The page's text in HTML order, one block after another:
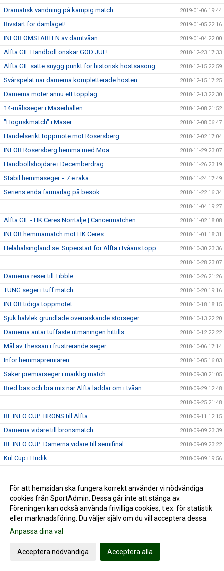
Dramatisk vändning på kämpig match 2019-01-06 19:44
Rivstart för damlaget! 2019-01-05 22:16
INFÖR OMSTARTEN av damtvåan 2019-01-04 22:00
Alfta GIF Handboll önskar GOD JUL! 2018-12-23 17:33
Alfta GIF satte snygg punkt för historisk höstsäsong 2018-12-15 22:59
Svårspelat när damerna kompletterade hösten 2018-12-15 17:25
Damerna möter ännu ett topplag 2018-12-13 22:30
14-målsseger i Maserhallen 2018-12-08 21:52
"Högriskmatch" i Maser... 2018-12-08 06:47
Händelserikt toppmöte mot Rosersberg 2018-12-02 17:04
INFÖR Rosersberg hemma med Moa 2018-11-29 23:07
Handbollshöjdare i Decemberdrag 2018-11-26 23:19
Stabil hemmaseger = 7:e raka 2018-11-24 17:49
Seriens enda farmarlag på besök 2018-11-22 16:34
2018-11-04 19:27
Alfta GIF - HK Ceres Norrtälje | Cancermatchen 2018-11-02 18:08
INFÖR hemmamatch mot HK Ceres 2018-11-01 18:31
Helahalsingland.se: Superstart för Alfta i tvåans topp 2018-10-30 23:36
2018-10-28 23:07
Damerna reser till Tibble 2018-10-26 21:26
TUNG seger i tuff match 2018-10-20 19:16
INFÖR tidiga toppmötet 2018-10-18 18:15
Sjuk halvlek grundlade överraskande storseger 2018-10-13 22:20
Damerna antar tuffaste utmaningen hittills 2018-10-12 22:22
Mål av Thessan i frustrerande seger 2018-10-06 17:14
Inför hemmapremiären 2018-10-05 16:03
Säker premiärseger i märklig match 2018-09-30 21:05
Bred bas och bra mix när Alfta laddar om i tvåan 2018-09-29 12:48
2018-09-25 21:48
BL INFO CUP: BRONS till Alfta 2018-09-11 12:15
Damerna vidare till bronsmatch 2018-09-09 23:39
BL INFO CUP: Damerna vidare till semifinal 2018-09-09 23:22
Kul Cup i Hudik 2018-09-09 19:56
BL Info Cup i Hudiksvall: Första gruppmatchen 2018-09-08 23:25
Damerna fortsätter förbereda sig 2018-09-07 23:01
LYSANDE Försvarsinsats 2018-08-25 23:12
Fin första insats för säsongen
Alfta – Falun 28-20 ( 16-9)
För att hemsidan ska fungera korrekt använder vi nödvändiga
cookies från SportAdmin. Dessa går inte att stänga av.
Föreningen kan också använda frivilliga cookies, t.ex. för statistik
eller marknadsföring. Du väljer själv om du vill acceptera dessa.
Anpassa dina val
Acceptera nödvändiga Acceptera alla